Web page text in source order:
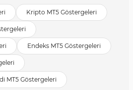
Kripto MT5 Göstergeleri
Endeks MT5 Göstergeleri
MT5 Göstergeleri